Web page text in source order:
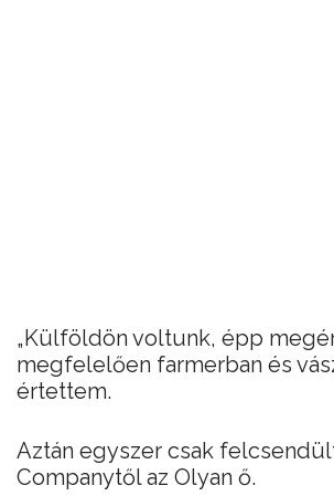
„Külföldön voltunk, épp
megfelelően farmerban és
értettem.
Aztán egyszer csak
Companytől az Olyan ő.